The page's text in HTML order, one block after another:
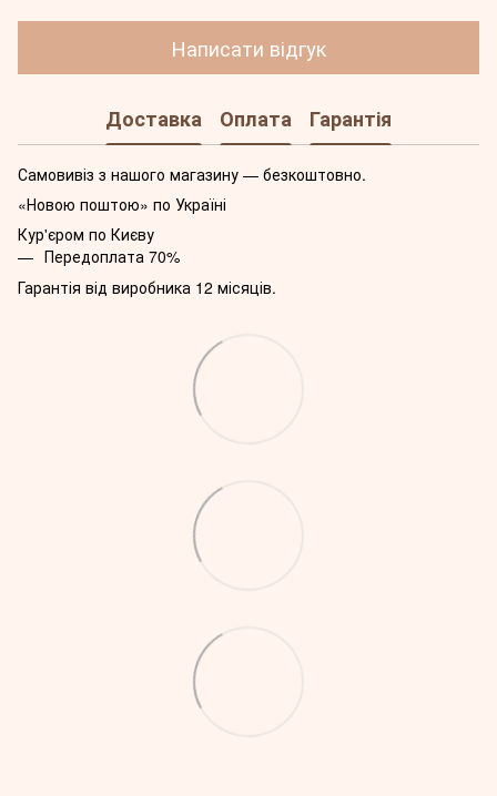
Написати відгук
Доставка Оплата Гарантія
Самовивіз з нашого магазину — безкоштовно.
«Новою поштою» по Україні
Кур'єром по Києву
Передоплата 70%
Гарантія від виробника 12 місяців.